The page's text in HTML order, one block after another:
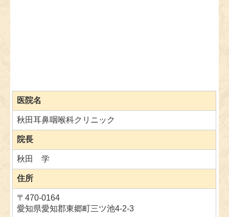
医院名
秋田耳鼻咽喉科クリニック
院長
秋田 学
住所
〒470-0164
愛知県愛知郡東郷町三ツ池4-2-3
れたこともあるとても頼りになる先生です。子供が
大好きで、ご自身も2人の小学生を育てるママさん
ドクター! とっても気さくでお母さん達の気持ちも
わかる方なので、耳・鼻・のどのお悩みはお気軽に
ご相談ください。
☆プロフィール
・2010年 鳥取大学 医学部卒業
・2010年～横浜市内の各病院で耳鼻咽喉科頭頸外科
・2015年～名古屋大学医学部附属病院トヨタ記念病
院・岡崎市民病院の耳鼻咽喉科にて勤務